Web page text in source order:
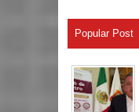
Popular Post